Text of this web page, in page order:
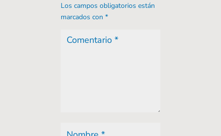
Los campos obligatorios están
marcados con*